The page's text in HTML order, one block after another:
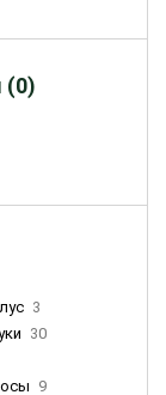
(0)
3
30
9